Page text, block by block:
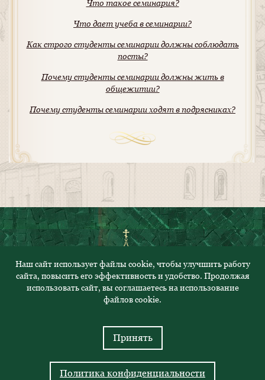
Что такое семинария?
Что дает учеба в семинарии?
Как строго студенты семинарии должны соблюдать
посты?
Почему студенты семинарии должны жить в
общежитии?
Почему студенты семинарии ходят в подрясниках?
© 2023. Все права защищены
Политика конфиденциальности
Телефон: 8 (8342) 47-28-38
Наш сайт использует файлы cookie, чтобы улучшить работу
сайта, повысить его эффективность и удобство. Продолжая
использовать сайт, вы соглашаетесь на использование
файлов cookie.
Принять
Политика конфиденциальности